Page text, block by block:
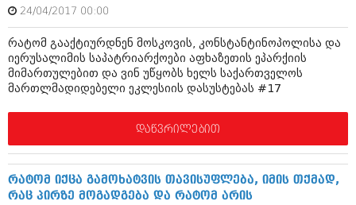
ივლისი 2011 (400)
მაისი 2011 (415)
აპრილი 2011 (294)
მარტი 2011 (654)
თებერვალი 2011 (329)
დეკემბერი 2010 (881)
ოქტომბერი 2010 (341)
სექტემბერი 2010 (449)
აგვისტო 2010 (461)
24/04/2017 00:00
რატომ გააქტიურდნენ მოსკოვის, კონსტანტინოპოლისა და
იერუსალიმის საპატრიარქოები აფხაზეთის ეპარქიის
მიმართულებით და ვინ უწყობს ხელს საქართველოს
მართლმადიდებელი ეკლესიის დასუსტებას #17
დაწვრილებით
რატომ იქცა გამოხატვის თავისუფლება, იმის თქმად,
რაც პირზე მოგადგება და რატომ არის